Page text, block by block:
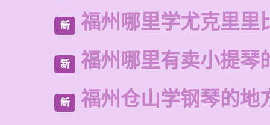
新 福州哪里学尤克里里
新 福州哪里有卖小提琴
新 福州仓山学钢琴的地